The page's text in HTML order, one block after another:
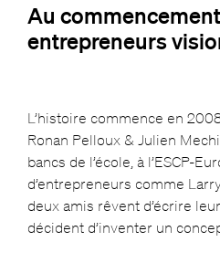
Au
entrepreneurs
L’histoire commence en
Ronan Pelloux & Julien
bancs de l’école, à l’ESCP-
d’entrepreneurs comme
deux amis rêvent d’écrire
décident d’inventer un